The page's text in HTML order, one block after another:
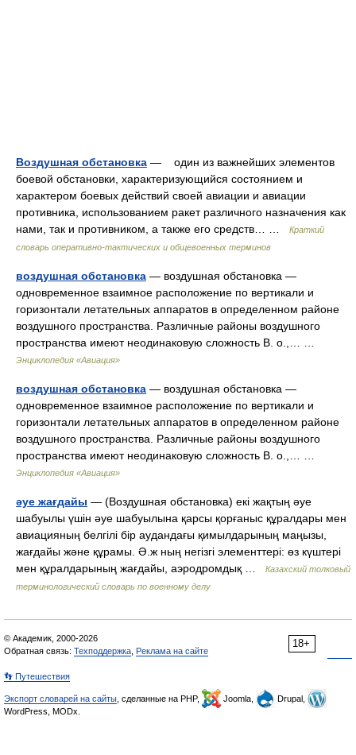
Воздушная обстановка — один из важнейших элементов
боевой обстановки, характеризующийся состоянием и
характером боевых действий своей авиации и авиации
противника, использованием ракет различного назначения как
нами, так и противником, а также его средств… …
Краткий
словарь оперативно-тактических и общевоенных терминов
воздушная обстановка — воздушная обстановка —
одновременное взаимное расположение по вертикали и
горизонтали летательных аппаратов в определенном районе
воздушного пространства. Различные районы воздушного
пространства имеют неодинаковую сложность В. о.,… …
Энциклопедия «Авиация»
воздушная обстановка — воздушная обстановка —
одновременное взаимное расположение по вертикали и
горизонтали летательных аппаратов в определенном районе
воздушного пространства. Различные районы воздушного
пространства имеют неодинаковую сложность В. о.,… …
Энциклопедия «Авиация»
әуе жағдайы — (Воздушная обстановка) екі жақтың әуе
шабуылы үшін әуе шабуылына қарсы қорғаныс құралдары мен
авиацияның белгілі бір аудандағы қимылдарының маңызы,
жағдайы және құрамы. Ә.ж ның негізгі элементтері: өз күштері
мен құралдарының жағдайы, аэродромдық …
Казахский толковый
терминологический словарь по военному делу
18+
© Академик, 2000-2026
Обратная связь: Техподдержка Реклама на сайте
👣 Путешествия
Экспорт словарей на сайты , сделанные на PHP, Joomla,
Drupal,
WordPress, MODx.